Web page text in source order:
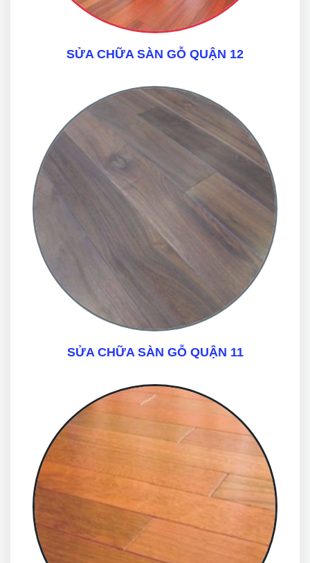
SỬA CHỮA SÀN GỖ QUẬN 12
SỬA CHỮA SÀN GỖ QUẬN 11